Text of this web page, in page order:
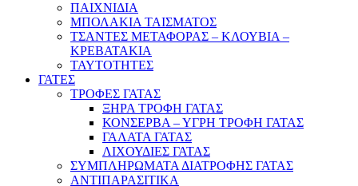
ΠΑΙΧΝΙΔΙΑ
ΜΠΟΛΑΚΙΑ ΤΑΙΣΜΑΤΟΣ
ΤΣΑΝΤΕΣ ΜΕΤΑΦΟΡΑΣ – ΚΛΟΥΒΙΑ –
ΚΡΕΒΑΤΑΚΙΑ
ΤΑΥΤΟΤΗΤΕΣ
ΓΑΤΕΣ
ΤΡΟΦΕΣ ΓΑΤΑΣ
ΞΗΡΑ ΤΡΟΦΗ ΓΑΤΑΣ
ΚΟΝΣΕΡΒΑ – ΥΓΡΗ ΤΡΟΦΗ ΓΑΤΑΣ
ΓΑΛΑΤΑ ΓΑΤΑΣ
ΛΙΧΟΥΔΙΕΣ ΓΑΤΑΣ
ΣΥΜΠΛΗΡΩΜΑΤΑ ΔΙΑΤΡΟΦΗΣ ΓΑΤΑΣ
ΑΝΤΙΠΑΡΑΣΙΤΙΚΑ